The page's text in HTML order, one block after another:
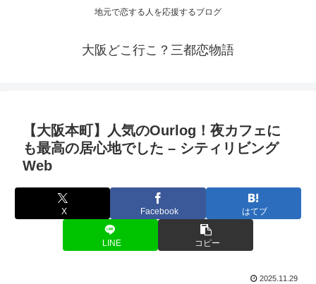
地元で恋する人を応援するブログ
大阪どこ行こ？三都恋物語
【大阪本町】人気のOurlog！夜カフェに
も最高の居心地でした – シティリビング
Web
X Facebook はてブ
LINE コピー
2025.11.29